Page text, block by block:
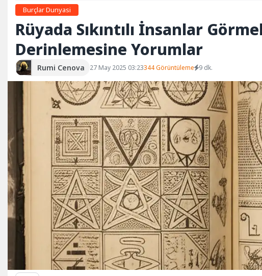
Burçlar Dunyasi
Rüyada Sıkıntılı İnsanlar
Derinlemesine Yorumlar
Rumi Cenova 27 May 2025 03:23344 Görüntüleme 9 dk.